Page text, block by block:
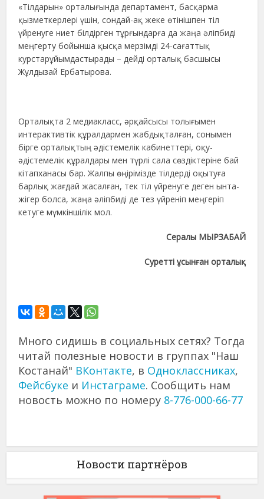
«Тілдарын» орталығында департамент, басқарма
қызметкерлері үшін, сондай-ақ жеке өтінішпен тіл
үйренуге ниет білдірген тұрғындарға да жаңа әліпбиді
меңгерту бойынша қысқа мерзімді 24-сағаттық
курстарұйымдастырады – дейді орталық басшысы
Жұлдызай Ербатырова.
Орталықта 2 медиакласс, әрқайсысы толығымен
интерактивтік құралдармен жабдықталған, сонымен
бірге орталықтың әдістемелік кабинеттері, оқу-
әдістемелік құралдары мен түрлі сала сөздіктеріне бай
кітапханасы бар. Жалпы өңірімізде тілдерді оқытуға
барлық жағдай жасалған, тек тіл үйренуге деген ынта-
жігер болса, жаңа әліпбиді де тез үйреніп меңгеріп
кетуге мүмкіншілік мол.
Сералы МЫРЗАБАЙ
Суретті ұсынған орталық
Много сидишь в социальных сетях? Тогда
читай полезные новости в группах "Наш
Костанай" ВКонтакте, в Одноклассниках,
Фейсбуке и Инстаграме. Сообщить нам
новость можно по номеру 8-776-000-66-77
Новости партнёров